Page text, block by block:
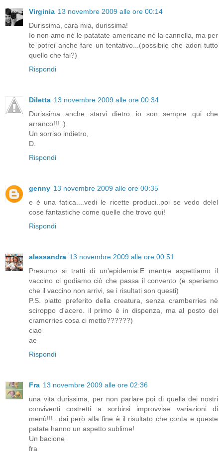
Virginia 13 novembre 2009 alle ore 00:14
Durissima, cara mia, durissima!
Io non amo nè le patatate americane nè la cannella, ma per
te potrei anche fare un tentativo...(possibile che adori tutto
quello che fai?)
Rispondi
Diletta 13 novembre 2009 alle ore 00:34
Durissima anche starvi dietro...io son sempre qui che
arranco!!! :)
Un sorriso indietro,
D.
Rispondi
genny 13 novembre 2009 alle ore 00:35
e è una fatica....vedi le ricette produci..poi se vedo delel
cose fantastiche come quelle che trovo qui!
Rispondi
alessandra 13 novembre 2009 alle ore 00:51
Presumo si tratti di un'epidemia.E mentre aspettiamo il
vaccino ci godiamo ciò che passa il convento (e speriamo
che il vaccino non arrivi, se i risultati son questi)
P.S. piatto preferito della creatura, senza cramberries nè
sciroppo d'acero. il primo è in dispenza, ma al posto dei
cramerries cosa ci metto??????)
ciao
ae
Rispondi
Fra 13 novembre 2009 alle ore 02:36
una vita durissima, per non parlare poi di quella dei nostri
conviventi costretti a sorbirsi improvvise variazioni di
menù!!!...dai però alla fine è il risultato che conta e queste
patate hanno un aspetto sublime!
Un bacione
fra